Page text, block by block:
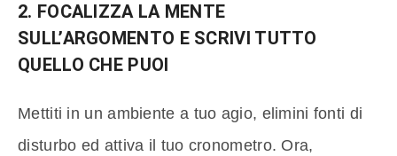
2. FOCALIZZA LA MENTE
SULL’ARGOMENTO E SCRIVI TUTTO
QUELLO CHE PUOI
Mettiti in un ambiente a tuo agio, elimini fonti di
disturbo ed attiva il tuo cronometro. Ora,